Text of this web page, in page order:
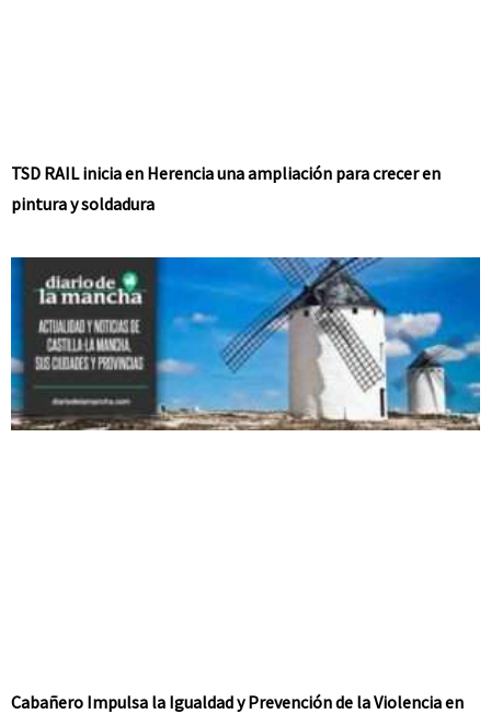
TSD RAIL inicia en Herencia una ampliación para crecer en
pintura y soldadura
Cabañero Impulsa la Igualdad y Prevención de la Violencia en